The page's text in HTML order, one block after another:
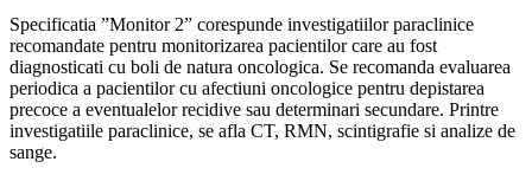
Specificatia ”Monitor 2” corespunde investigatiilor paraclinice
recomandate pentru monitorizarea pacientilor care au fost
diagnosticati cu boli de natura oncologica. Se recomanda evaluarea
periodica a pacientilor cu afectiuni oncologice pentru depistarea
precoce a eventualelor recidive sau determinari secundare. Printre
investigatiile paraclinice, se afla CT, RMN, scintigrafie si analize de
sange.